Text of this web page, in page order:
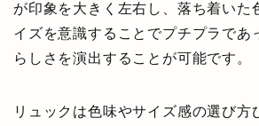
が印象を大きく左右し、落ち着いた
イズを意識することでプチプラであ
らしさを演出することが可能です。
リュックは色味やサイズ感の選び方